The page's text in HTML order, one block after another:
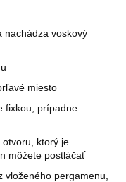
nachádza voskový
miesto
fixkou, prípadne
ktorý je
môžete postláčať
pergamenu,